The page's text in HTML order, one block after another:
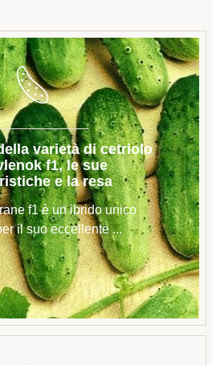
varietà di cetriolo
f1, le sue
e la resa
f1 è un ibrido unico
il suo eccellente ...